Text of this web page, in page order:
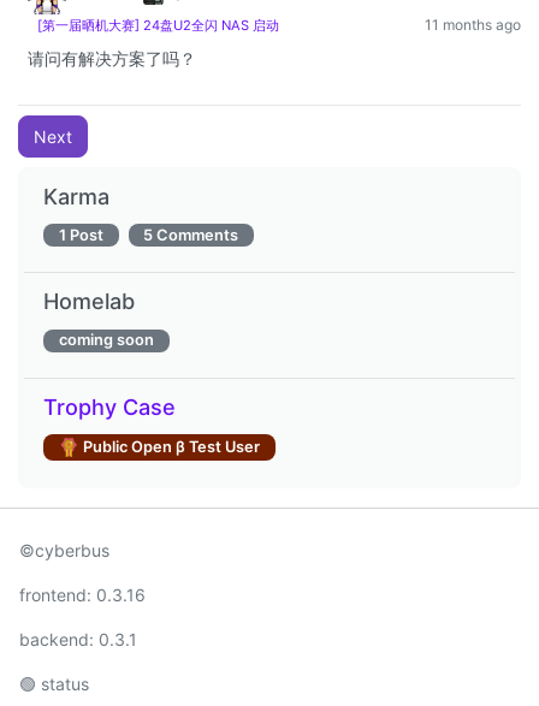
[第一届晒机大赛] 24盘U2全闪 NAS 启动
11 months ago
请问有解决方案了吗？
Next
Karma
1 Post 5 Comments
Homelab
coming soon
Trophy Case
Public Open β Test User
©cyberbus
frontend: 0.3.16
backend: 0.3.1
🟢 status